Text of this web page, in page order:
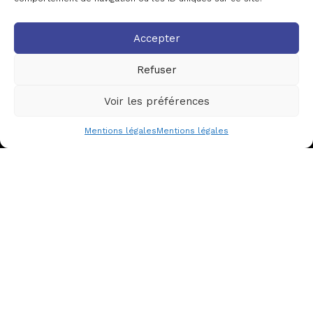
Accepter
Refuser
Voir les préférences
Mentions légalesMentions légales
Production – Diffusion –
Transition écologique
Jeunes troupes & insertion